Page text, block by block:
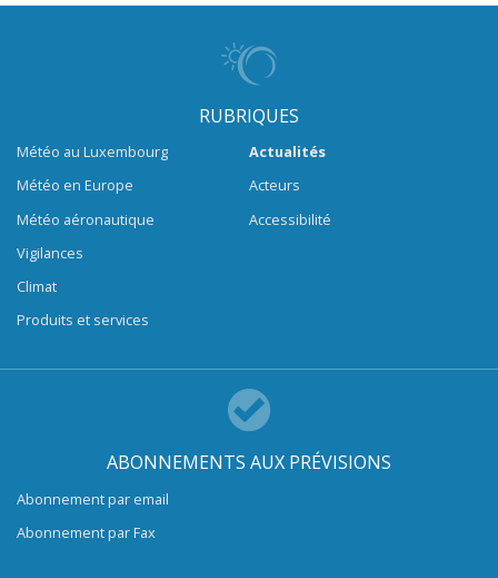
RUBRIQUES
Météo au Luxembourg
Météo en Europe
Météo aéronautique
Vigilances
Climat
Produits et services
Actualités
Acteurs
Accessibilité
ABONNEMENTS AUX PRÉVISIONS
Abonnement par email
Abonnement par Fax